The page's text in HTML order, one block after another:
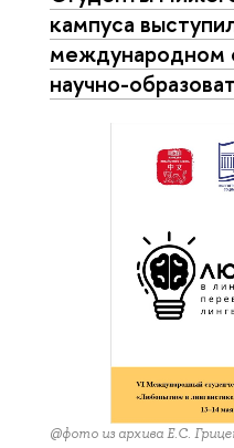
кампуса
международном
научно-
@фото из архива Е.С.